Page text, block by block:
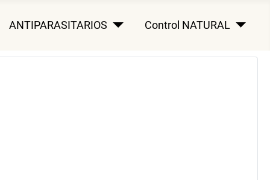
ANTIPARASITARIOS Control NATURAL